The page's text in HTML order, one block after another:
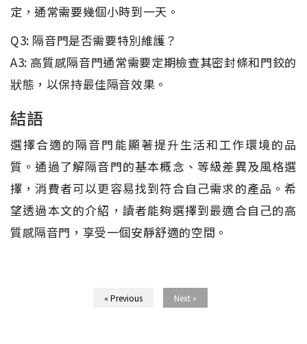
定，通常需要幾個小時到一天。
Q3: 隔音門是否需要特別維護？
A3: 高質感隔音門通常需要定期檢查其密封條和門鉸的
狀態，以保持最佳隔音效果。
結語
選擇合適的隔音門能顯著提升生活和工作環境的品
質。通過了解隔音門的基本概念、等級差異及風格選
擇，消費者可以更容易找到符合自己需求的產品。希
望透過本文的介紹，讀者能夠選擇到最適合自己的高
質感隔音門，享受一個安靜舒適的空間。
« Previous Next »